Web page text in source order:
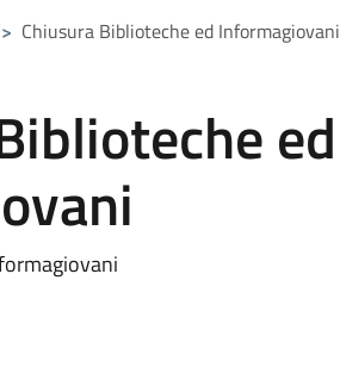
> Chiusura Biblioteche ed Informagiovani
ed